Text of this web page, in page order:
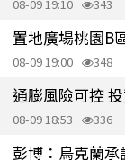
08-09 19:10 343
置地廣場桃園B
08-09 19:00 348
通膨風險可控
08-09 18:53 336